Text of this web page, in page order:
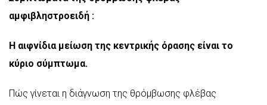
αμφιβληστροειδή :
Η αιφνίδια μείωση της κεντρικής όρασης είναι το
κύριο σύμπτωμα.
Πώς γίνεται η διάγνωση της θρόμβωσης φλέβας